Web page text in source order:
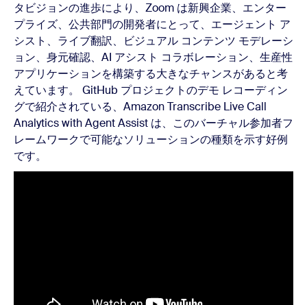
タビジョンの進歩により、Zoom は新興企業、エンター
プライズ、公共部門の開発者にとって、エージェント ア
シスト、ライブ翻訳、ビジュアル コンテンツ モデレーシ
ョン、身元確認、AI アシスト コラボレーション、生産性
アプリケーションを構築する大きなチャンスがあると考
えています。 GitHub プロジェクトのデモ レコーディン
グで紹介されている、Amazon Transcribe Live Call
Analytics with Agent Assist は、このバーチャル参加者フ
レームワークで可能なソリューションの種類を示す好例
です。